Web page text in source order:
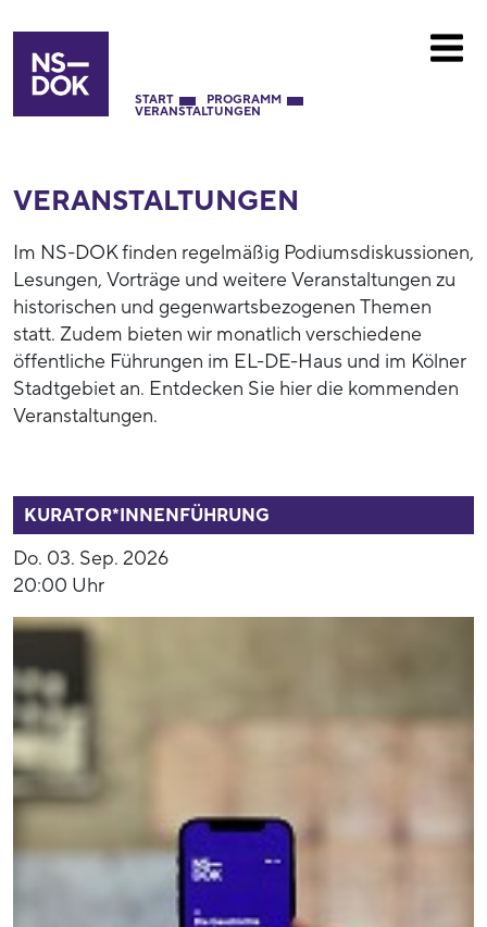
START PROGRAMM
VERANSTALTUNGEN
VERANSTALTUNGEN
Im NS-DOK finden regelmäßig Podiumsdiskussionen,
Lesungen, Vorträge und weitere Veranstaltungen zu
historischen und gegenwartsbezogenen Themen
statt. Zudem bieten wir monatlich verschiedene
öffentliche Führungen im EL-DE-Haus und im Kölner
Stadtgebiet an. Entdecken Sie hier die kommenden
Veranstaltungen.
KURATOR*INNENFÜHRUNG
Do. 03. Sep. 2026
20:00 Uhr